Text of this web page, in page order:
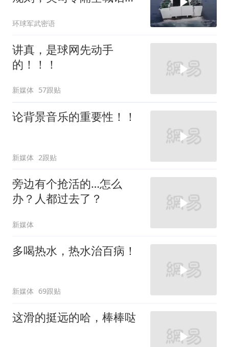
环球军武密语
讲真，是球网先动手
的！！！
新媒体 57跟贴
论背景音乐的重要性！！
新媒体 2跟贴
旁边有个抢活的…怎么
办？人都过去了？
新媒体
多喝热水，热水治百病！
新媒体 69跟贴
这滑的挺远的哈，棒棒哒